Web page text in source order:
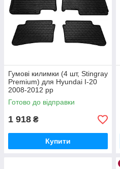
Гумові килимки (4 шт, Stingray
Premium) для Hyundai I-20
2008-2012 рр
Готово до відправки
1 918 ₴
Купити